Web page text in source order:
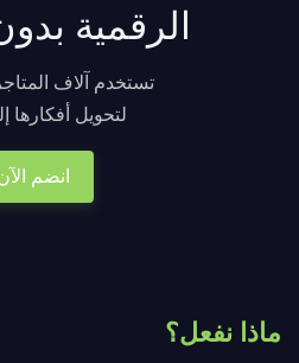
الرقمية
تستخدم آلاف
لتحويل أفكارها
انضم
ماذا نفعل؟